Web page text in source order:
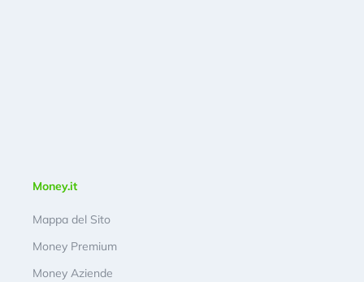
Money.it
Mappa del Sito
Money Premium
Money Aziende